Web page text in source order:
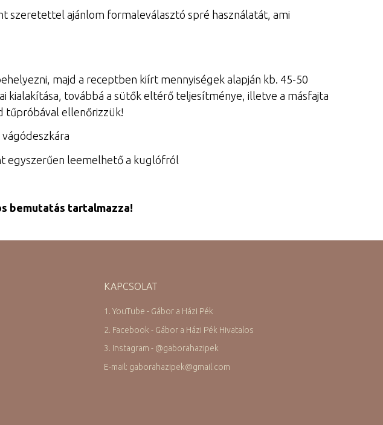
szeretettel ajánlom formaleválasztó spré használatát, ami
majd a receptben kiírt mennyiségek alapján kb. 45-50
kialakítása, továbbá a sütők eltérő teljesítménye, illetve a másfajta
tűpróbával ellenőrizzük!
egyszerűen leemelhető a kuglófról
bemutatás tartalmazza!
KAPCSOLAT
1. YouTube - Gábor a Házi Pék
2. Facebook - Gábor a Házi Pék Hivatalos
3. Instagram - @gaborahazipek
E-mail: gaborahazipek@gmail.com